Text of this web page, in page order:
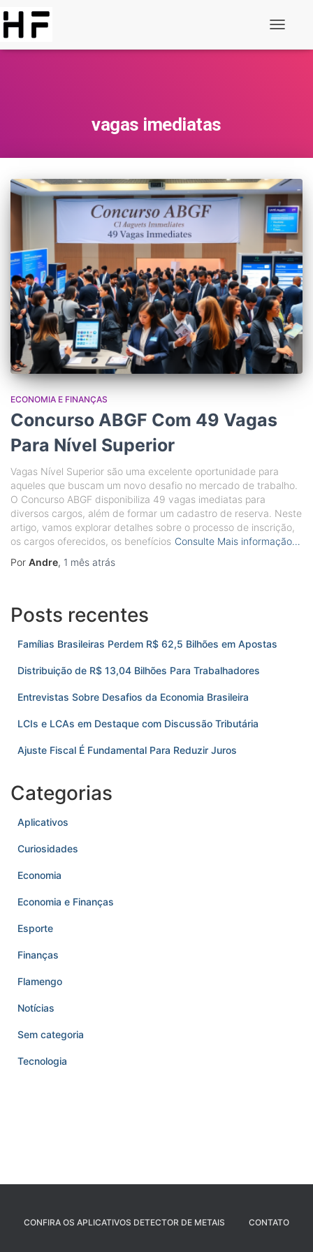
vagas imediatas
ECONOMIA E FINANÇAS
Concurso ABGF Com 49 Vagas
Para Nível Superior
Vagas Nível Superior são uma excelente oportunidade para
aqueles que buscam um novo desafio no mercado de trabalho.
O Concurso ABGF disponibiliza 49 vagas imediatas para
diversos cargos, além de formar um cadastro de reserva. Neste
artigo, vamos explorar detalhes sobre o processo de inscrição,
os cargos oferecidos, os benefícios Consulte Mais informação…
Por Andre, 1 mês atrás
Posts recentes
Famílias Brasileiras Perdem R$ 62,5 Bilhões em Apostas
Distribuição de R$ 13,04 Bilhões Para Trabalhadores
Entrevistas Sobre Desafios da Economia Brasileira
LCIs e LCAs em Destaque com Discussão Tributária
Ajuste Fiscal É Fundamental Para Reduzir Juros
Categorias
Aplicativos
Curiosidades
Economia
Economia e Finanças
Esporte
Finanças
Flamengo
Notícias
Sem categoria
Tecnologia
CONFIRA OS APLICATIVOS DETECTOR DE METAIS CONTATO